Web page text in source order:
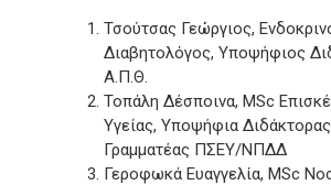
Τσούτσας Γεώργιος,
Διαβητολόγος, Υποψήφιος
Α.Π.Θ.
Τοπάλη Δέσποινα, MSc
Υγείας, Υποψήφια
Γραμματέας ΠΣΕΥ/ΝΠΔΔ
Γεροφωκά Ευαγγελία, MSc